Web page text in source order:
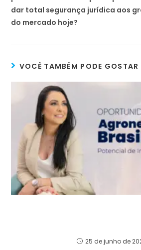
dar total segurança jurídica aos
do mercado hoje?
VOCÊ TAMBÉM PODE GOSTAR
25 de junho de